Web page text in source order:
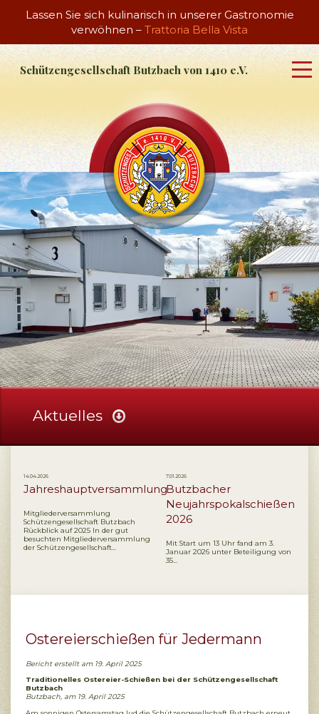
Lassen Sie sich kulinarisch in unserer Gastronomie
verwöhnen – Trattoria Bella Vista
Schützengesellschaft Butzbach von 1410 e.V.
Aktuelles
14.04.2026
Jahreshauptversammlung
Mitgliederversammlung
Schützengesellschaft Butzbach
Rückblick auf 2025 In der gut
besuchten Mitgliederversammlung
der Schützengesellschaft...
7.01.2026
Butzbacher
Neujahrspokalschießen
2026
Mit Start um 13 Uhr fand am 3.
Januar 2026 unter Beteiligung von
35...
Ostereierschießen für Jedermann
Bericht erstellt am 19. April 2025
Traditionelles Ostereier-Schießen bei der Schützengesellschaft
Butzbach
Butzbach, am 19. April 2025